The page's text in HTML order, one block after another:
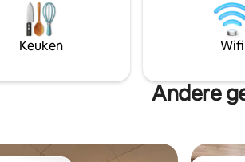
van buitenaf te genieten van
uitzicht. Er is een
internet en kabel-tv allemaal
evenals een ondergrondse
volledig
grote
voor
Keuken Wifi
Andere